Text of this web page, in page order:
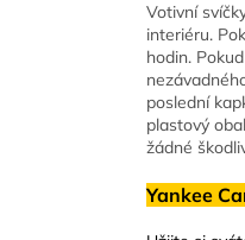
Votivní
interiéru.
hodin.
poslední
plastový
žádné
Yankee